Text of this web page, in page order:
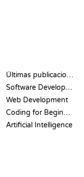
Últimas publicaciones
Software Development
Web Development
Coding for Beginners
Artificial Intelligence